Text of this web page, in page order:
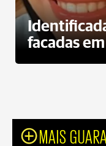
facadas
MAIS